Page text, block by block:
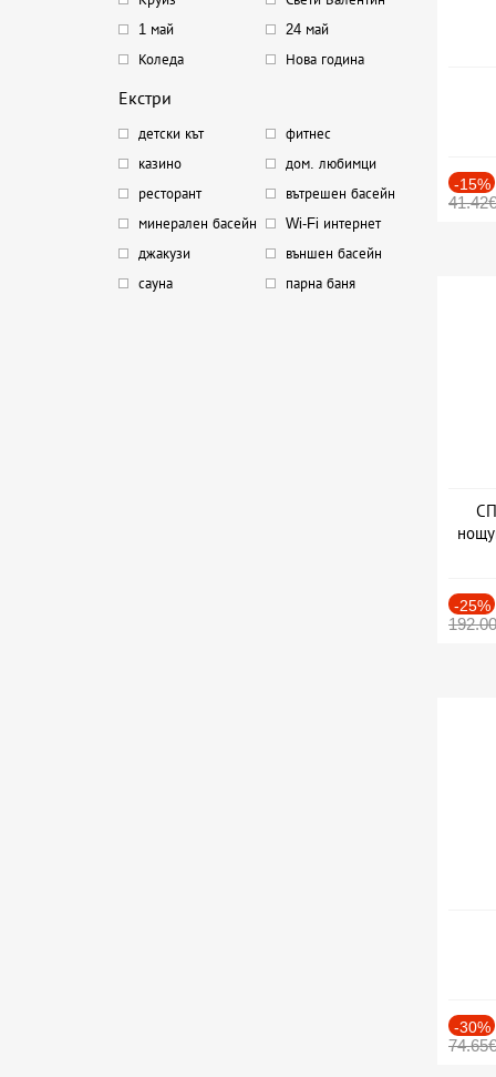
1 май
24 май
Коледа
Нова година
Екстри
детски кът
фитнес
казино
дом. любимци
ресторант
вътрешен басейн
минерален басейн
Wi-Fi интернет
джакузи
външен басейн
сауна
парна баня
-15%
41.42€
-25%
-30%
74.65€